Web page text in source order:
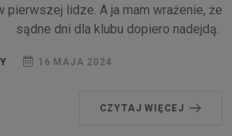
pierwszej lidze. A ja mam wrażenie, że
sądne dni dla klubu dopiero nadejdą.
16 MAJA 2024
CZYTAJ WIĘCEJ